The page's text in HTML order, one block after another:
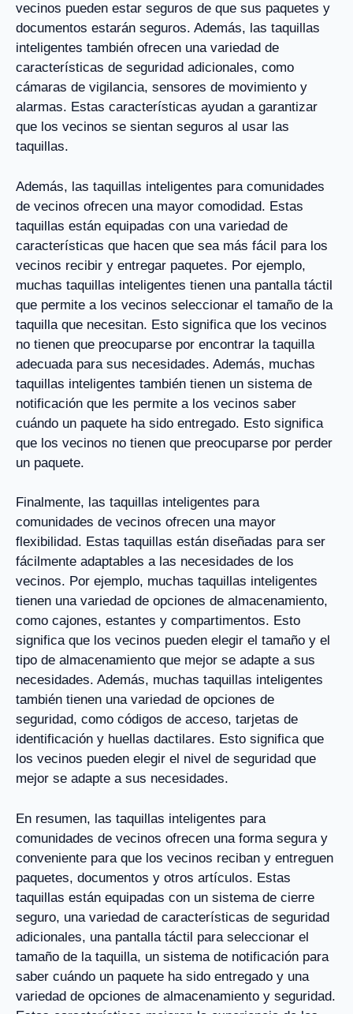
vecinos pueden estar seguros de que sus paquetes y
documentos estarán seguros. Además, las taquillas
inteligentes también ofrecen una variedad de
características de seguridad adicionales, como
cámaras de vigilancia, sensores de movimiento y
alarmas. Estas características ayudan a garantizar
que los vecinos se sientan seguros al usar las
taquillas.
Además, las taquillas inteligentes para comunidades
de vecinos ofrecen una mayor comodidad. Estas
taquillas están equipadas con una variedad de
características que hacen que sea más fácil para los
vecinos recibir y entregar paquetes. Por ejemplo,
muchas taquillas inteligentes tienen una pantalla táctil
que permite a los vecinos seleccionar el tamaño de la
taquilla que necesitan. Esto significa que los vecinos
no tienen que preocuparse por encontrar la taquilla
adecuada para sus necesidades. Además, muchas
taquillas inteligentes también tienen un sistema de
notificación que les permite a los vecinos saber
cuándo un paquete ha sido entregado. Esto significa
que los vecinos no tienen que preocuparse por perder
un paquete.
Finalmente, las taquillas inteligentes para
comunidades de vecinos ofrecen una mayor
flexibilidad. Estas taquillas están diseñadas para ser
fácilmente adaptables a las necesidades de los
vecinos. Por ejemplo, muchas taquillas inteligentes
tienen una variedad de opciones de almacenamiento,
como cajones, estantes y compartimentos. Esto
significa que los vecinos pueden elegir el tamaño y el
tipo de almacenamiento que mejor se adapte a sus
necesidades. Además, muchas taquillas inteligentes
también tienen una variedad de opciones de
seguridad, como códigos de acceso, tarjetas de
identificación y huellas dactilares. Esto significa que
los vecinos pueden elegir el nivel de seguridad que
mejor se adapte a sus necesidades.
En resumen, las taquillas inteligentes para
comunidades de vecinos ofrecen una forma segura y
conveniente para que los vecinos reciban y entreguen
paquetes, documentos y otros artículos. Estas
taquillas están equipadas con un sistema de cierre
seguro, una variedad de características de seguridad
adicionales, una pantalla táctil para seleccionar el
tamaño de la taquilla, un sistema de notificación para
saber cuándo un paquete ha sido entregado y una
variedad de opciones de almacenamiento y seguridad.